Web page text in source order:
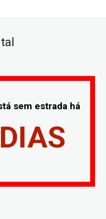
sem estrada há
DIAS